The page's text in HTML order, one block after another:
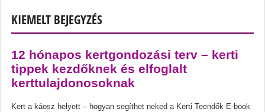
KIEMELT BEJEGYZÉS
12 hónapos kertgondozási terv – kerti
tippek kezdőknek és elfoglalt
kerttulajdonosoknak
Kert a káosz helyett – hogyan segíthet neked a Kerti Teendők E-book